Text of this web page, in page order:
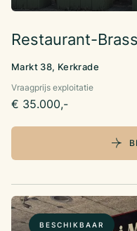
Restaurant-
Markt 38, Kerkrade
Vraagprijs exploitatie
€ 35.000,-
BESCHIKBAAR